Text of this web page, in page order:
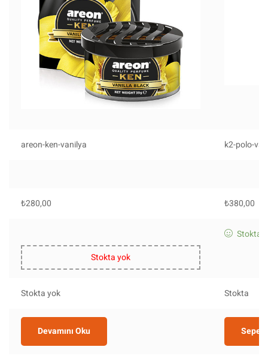
areon-ken-vanilya k2-polo-
₺280,00 ₺380,00
Stokta yok
Stokta
Stokta yok Stokta
Devamını Oku